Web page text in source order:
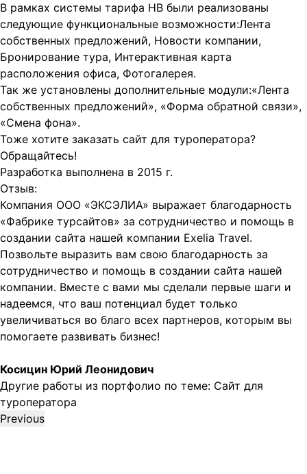
В рамках системы тарифа HB были реализованы
следующие функциональные возможности:Лента
собственных предложений, Новости компании,
Бронирование тура, Интерактивная карта
расположения офиса, Фотогалерея.
Так же установлены дополнительные модули:«Лента
собственных предложений», «Форма обратной связи»,
«Смена фона».
Тоже хотите заказать сайт для туроператора?
Обращайтесь!
Разработка выполнена в 2015 г.
Отзыв:
Компания ООО «ЭКСЭЛИА» выражает благодарность
«Фабрике турсайтов» за сотрудничество и помощь в
создании сайта нашей компании Exelia Travel.
Позвольте выразить вам свою благодарность за
сотрудничество и помощь в создании сайта нашей
компании. Вместе с вами мы сделали первые шаги и
надеемся, что ваш потенциал будет только
увеличиваться во благо всех партнеров, которым вы
помогаете развивать бизнес!
Косицин Юрий Леонидович
Другие работы из портфолио по теме: Сайт для
туроператора
Previous